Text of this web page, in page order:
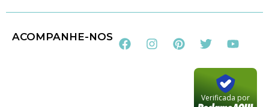
ACOMPANHE-NOS
Verificada por